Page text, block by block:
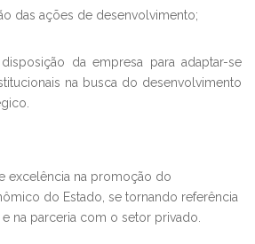
das ações de desenvolvimento;
da empresa para adaptar-se
na busca do desenvolvimento
excelência na promoção do
do Estado, se tornando referência
na parceria com o setor privado.